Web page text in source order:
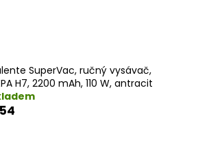
SuperVac, ručný vysávač,
H7, 2200 mAh, 110 W, antracit